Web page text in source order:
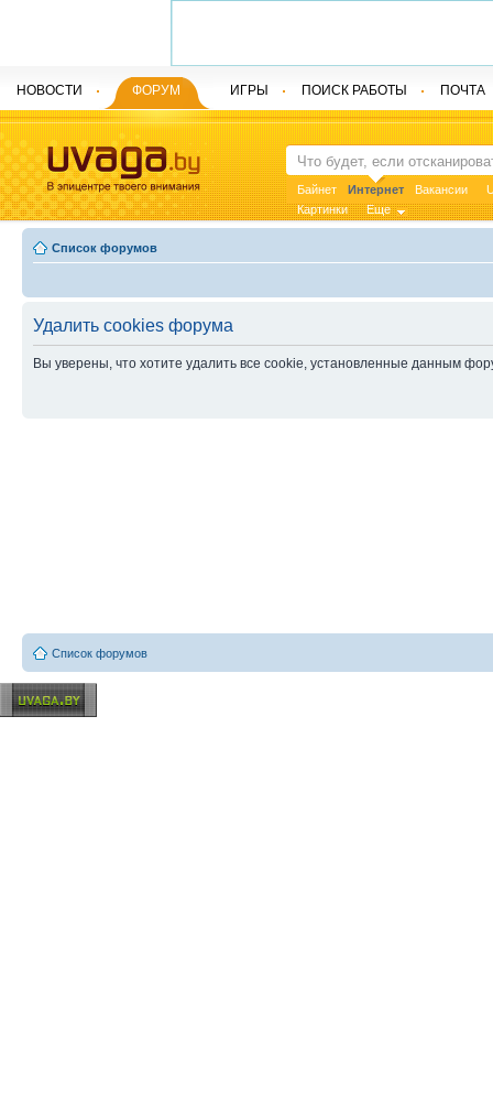
Байнет Интернет Вакансии
Картинки
Еще
НОВОСТИ ФОРУМ ИГРЫ ПОИСК РАБОТЫ ПОЧТА
Список форумов
Удалить cookies форума
Вы уверены, что хотите удалить все cookie, установленные данным
Список форумов